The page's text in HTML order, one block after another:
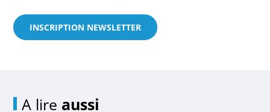
INSCRIPTION NEWSLETTER
A lire aussi